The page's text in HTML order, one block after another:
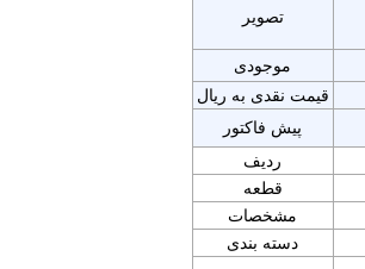
تصویر
موجودی
قیمت نقدی به ریال
پیش فاکتور
ردیف
قطعه
مشخصات
دسته بندی